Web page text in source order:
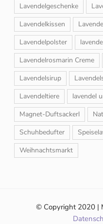
Lavendelgeschenke
Lavendelkissen
Lavendelpolster
Lavendelrosmarin Creme
Lavendelsirup
Lavendeltiere
lavendel
Magnet-Duftsackerl
Schuhbedufter
Weihnachtsmarkt
© Copyright 2020 |